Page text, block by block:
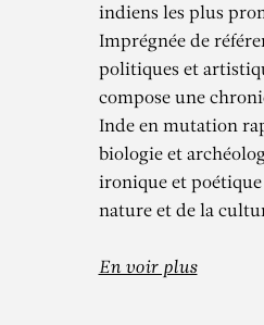
indiens les plus
Imprégnée de
politiques et
compose une
Inde en mutation
biologie et
ironique et
nature et de la
En voir plus